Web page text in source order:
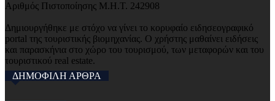
Αριθμός Πιστοποίησης Μ.Η.Τ. 242908
Δημιουργήθηκε με στόχο να γίνει το κορυφαίο ειδησεογραφικό
portal της τουριστικής βιομηχανίας. Ο χρήστης μαθαίνει ειδήσεις
και παρασκήνια στο χώρο του τουρισμού, των μεταφορών και του
τουριστικού real estate.
ΔΗΜΟΦΙΛΗ ΑΡΘΡΑ